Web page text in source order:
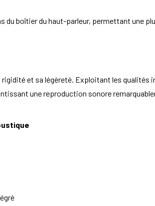
du boîtier du haut-parleur, permettant une
et sa légèreté. Exploitant les qualités
une reproduction sonore